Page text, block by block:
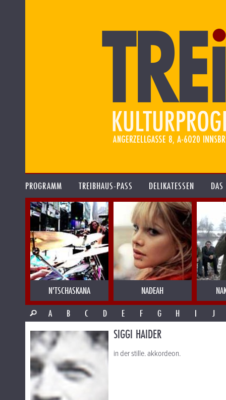
PROGRAMM TREIBHAUS-PASS DELIKATESSEN
N'TSCHASKANA NADEAH
A
B C D E F G H I J
SIGGI HAIDER
in der stille. akkordeon.